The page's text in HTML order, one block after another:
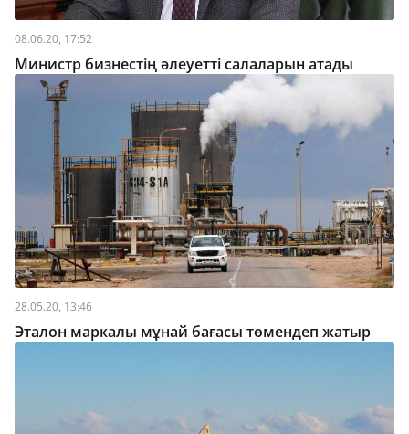
08.06.20, 17:52
Министр бизнестің әлеуетті салаларын атады
28.05.20, 13:46
Эталон маркалы мұнай бағасы төмендеп жатыр